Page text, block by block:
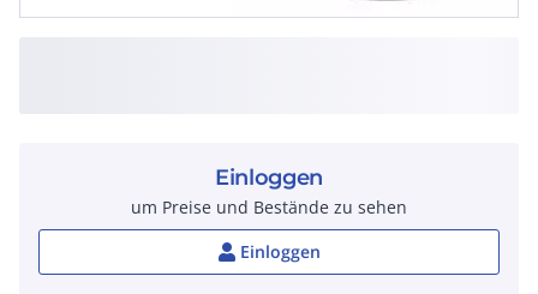
Einloggen
um Preise und Bestände zu sehen
Einloggen